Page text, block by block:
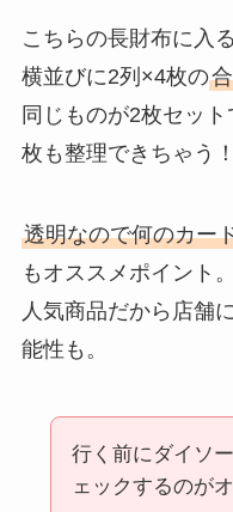
こちらの長財布に入
横並びに2列×4枚の
同じものが2枚セッ
枚も整理できちゃう！
透明なので何のカー
もオススメポイント。
人気商品だから店舗
能性も。
行く前にダイソ
ェックするのが